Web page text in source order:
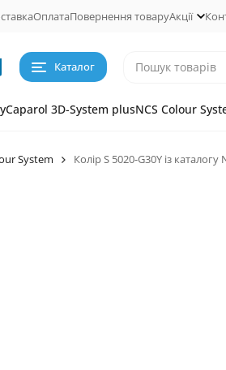
ОплатаПовернення товаруАкції
Каталог
Caparol 3D-System plusNCS Colour
System Колір S 5020-G30Y із